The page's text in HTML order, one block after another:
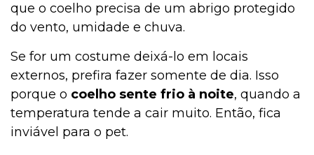
que o coelho precisa de um abrigo protegido
do vento, umidade e chuva.
Se for um costume deixá-lo em locais
externos, prefira fazer somente de dia. Isso
porque o coelho sente frio à noite, quando a
temperatura tende a cair muito. Então, fica
inviável para o pet.